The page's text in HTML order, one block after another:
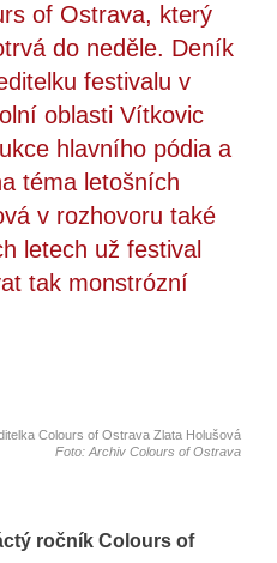
of Ostrava, který
do neděle. Deník
festivalu v
oblasti Vítkovic
hlavního pódia a
téma letošních
v rozhovoru také
letech už festival
tak monstrózní
Colours of Ostrava Zlata Holušová
Foto: Archiv Colours of Ostrava
ročník Colours of